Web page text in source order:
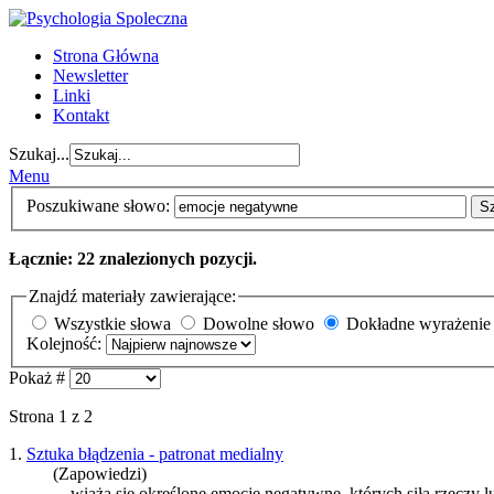
Strona Główna
Newsletter
Linki
Kontakt
Szukaj...
Menu
Poszukiwane słowo:
Łącznie: 22 znalezionych pozycji.
Znajdź materiały zawierające:
Wszystkie słowa
Dowolne słowo
Dokładne wyrażenie
Kolejność:
Pokaż #
Strona 1 z 2
1. Sztuka błądzenia - patronat medialny
(Zapowiedzi)